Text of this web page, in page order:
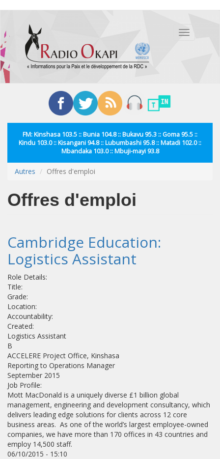
contenu
principal
Toggle
FM: Kinshasa 103.5 :: Bunia 104.8 :: Bukavu 95.3 :: Goma 95.5 ::
Kindu 103.0 :: Kisangani 94.8 :: Lubumbashi 95.8 :: Matadi 102.0 ::
Mbandaka 103.0 :: Mbuji-mayi 93.8
Autres Offres d'emploi
Offres d'emploi
Cambridge Education:
Logistics Assistant
Role Details:
Title:
Grade:
Location:
Accountability:
Created:
Logistics Assistant
B
ACCELERE Project Office, Kinshasa
Reporting to Operations Manager
September 2015
Job Profile:
Mott MacDonald is a uniquely diverse £1 billion global
management, engineering and development consultancy, which
delivers leading edge solutions for clients across 12 core
business areas. As one of the world’s largest employee-owned
companies, we have more than 170 offices in 43 countries and
employ 14,500 staff.
06/10/2015 - 15:10